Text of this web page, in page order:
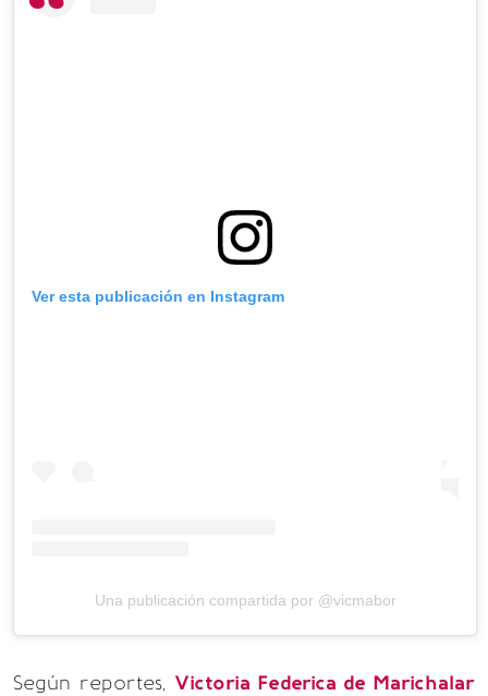
Ver esta publicación en Instagram
Una publicación compartida por @vicmabor
Según reportes, Victoria Federica de Marichalar